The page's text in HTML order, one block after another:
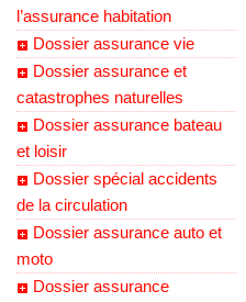
l’assurance habitation
Dossier assurance vie
Dossier assurance et
catastrophes naturelles
Dossier assurance bateau
et loisir
Dossier spécial accidents
de la circulation
Dossier assurance auto et
moto
Dossier assurance